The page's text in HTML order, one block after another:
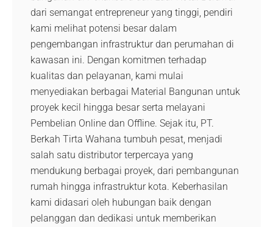
dari semangat entrepreneur yang tinggi, pendiri
kami melihat potensi besar dalam
pengembangan infrastruktur dan perumahan di
kawasan ini. Dengan komitmen terhadap
kualitas dan pelayanan, kami mulai
menyediakan berbagai Material Bangunan untuk
proyek kecil hingga besar serta melayani
Pembelian Online dan Offline. Sejak itu, PT.
Berkah Tirta Wahana tumbuh pesat, menjadi
salah satu distributor terpercaya yang
mendukung berbagai proyek, dari pembangunan
rumah hingga infrastruktur kota. Keberhasilan
kami didasari oleh hubungan baik dengan
pelanggan dan dedikasi untuk memberikan